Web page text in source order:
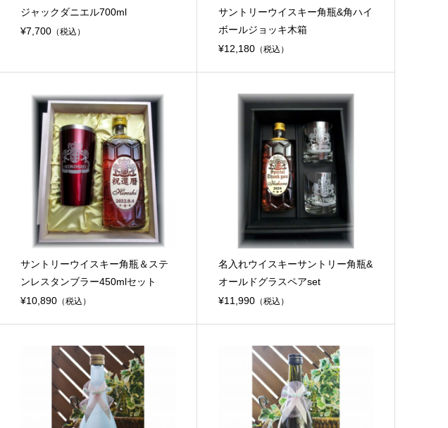
ジャックダニエル700ml
¥7,700（税込）
サントリーウイスキー角瓶&角ハイ
ボールジョッキ木箱
¥12,180 （税込）
サントリーウイスキー角瓶＆ステ
ンレスタンブラー450mlセット
¥10,890（税込）
名入れウイスキーサントリー角瓶&
オールドグラスペアset
¥11,990 （税込）